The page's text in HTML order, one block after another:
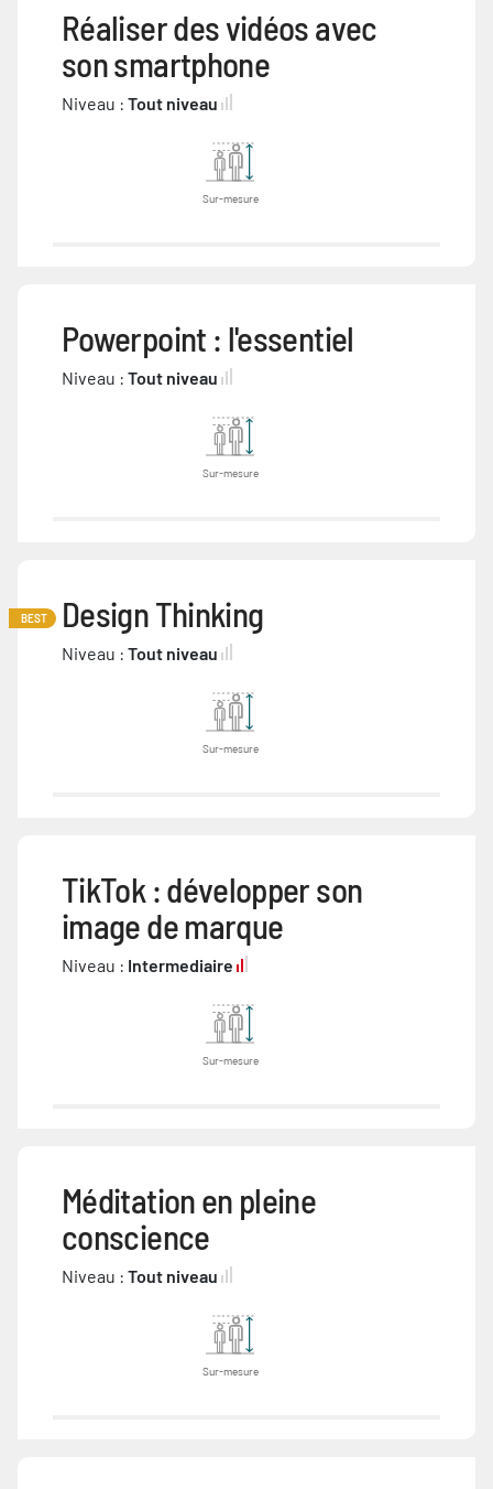
Réaliser des vidéos avec
son smartphone
Niveau : Tout niveau
Sur-mesure
Powerpoint : l'essentiel
Niveau : Tout niveau
Sur-mesure
BEST Design Thinking
Niveau : Tout niveau
Sur-mesure
TikTok : développer son
image de marque
Niveau : Intermediaire
Sur-mesure
Méditation en pleine
conscience
Niveau : Tout niveau
Sur-mesure